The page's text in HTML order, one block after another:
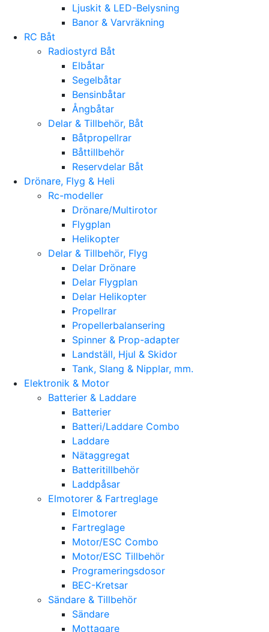
Ljuskit & LED-Belysning
Banor & Varvräkning
RC Båt
Radiostyrd Båt
Elbåtar
Segelbåtar
Bensinbåtar
Ångbåtar
Delar & Tillbehör, Båt
Båtpropellrar
Båttillbehör
Reservdelar Båt
Drönare, Flyg & Heli
Rc-modeller
Drönare/Multirotor
Flygplan
Helikopter
Delar & Tillbehör, Flyg
Delar Drönare
Delar Flygplan
Delar Helikopter
Propellrar
Propellerbalansering
Spinner & Prop-adapter
Landställ, Hjul & Skidor
Tank, Slang & Nipplar, mm.
Elektronik & Motor
Batterier & Laddare
Batterier
Batteri/Laddare Combo
Laddare
Nätaggregat
Batteritillbehör
Laddpåsar
Elmotorer & Fartreglage
Elmotorer
Fartreglage
Motor/ESC Combo
Motor/ESC Tillbehör
Programeringsdosor
BEC-Kretsar
Sändare & Tillbehör
Sändare
Mottagare